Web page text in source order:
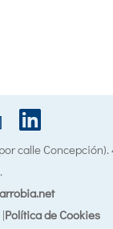
calle
Política de Cookies